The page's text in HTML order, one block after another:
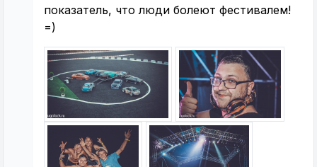
показатель, что люди болеют фестивалем!
=)